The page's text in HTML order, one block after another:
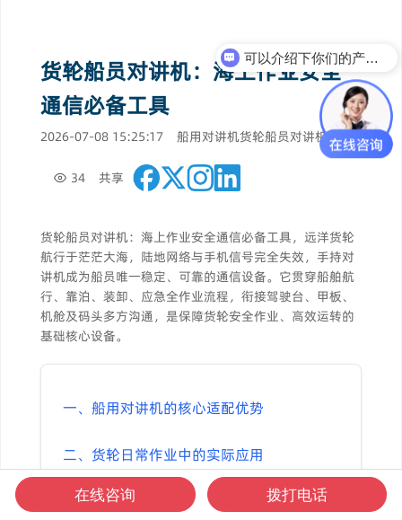
货轮船员对讲机：海上作业安全
通信必备工具
2026-07-08 15:25:17 船用对讲机货轮船员对讲机
34 共享
货轮船员对讲机：海上作业安全通信必备工具，远洋货轮
航行于茫茫大海，陆地网络与手机信号完全失效，手持对
讲机成为船员唯一稳定、可靠的通信设备。它贯穿船舶航
行、靠泊、装卸、应急全作业流程，衔接驾驶台、甲板、
机舱及码头多方沟通，是保障货轮安全作业、高效运转的
基础核心设备。
一、船用对讲机的核心适配优势
二、货轮日常作业中的实际应用
三、海上应急救援核心作用
可以介绍下你们的产品么？
在线咨询 拨打电话